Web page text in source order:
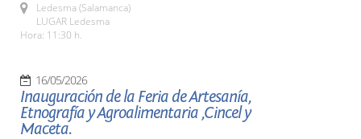
Ledesma (Salamanca)
LUGAR Ledesma
Hora: 11:30 h.
16/05/2026
Inauguración de la Feria de Artesanía,
Etnografía y Agroalimentaria ,Cincel y
Maceta.